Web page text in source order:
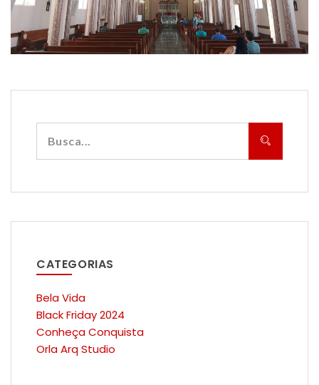
CATEGORIAS
Bela Vida
Black Friday 2024
Conheça Conquista
Orla Arq Studio